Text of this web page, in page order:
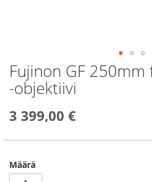
Fujinon GF 250mm
-objektiivi
3 399,00 €
Määrä
Skip
to
the
of